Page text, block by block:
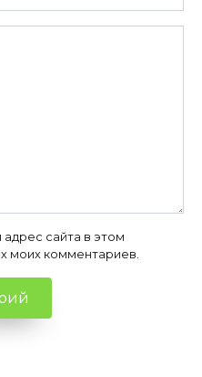
сайта в этом
моих комментариев.